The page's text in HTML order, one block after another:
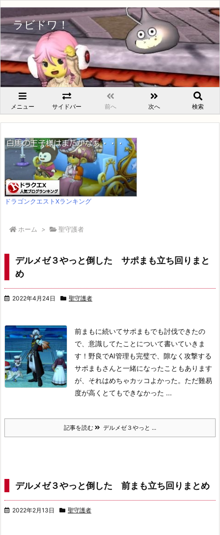
ラビドワ！
メニュー サイドバー 前へ 次へ 検索
ドラゴンクエストXランキング
ホーム > 聖守護者
デルメゼ３やっと倒した サポまも立ち回りまと
め
2022年4月24日 聖守護者
前まもに続いてサポまもでも討伐できたの
で、意識してたことについて書いていきま
す！ 野良でAI管理も完璧で、隙なく攻撃する
サポまもさんと一緒になったこともあります
が、それはめちゃカッコよかった。ただ難易
度が高くとてもできなかった ...
記事を読む デルメゼ３やっと ...
デルメゼ３やっと倒した 前まも立ち回りまとめ
2022年2月13日 聖守護者